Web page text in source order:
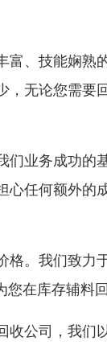
富、技能娴
，无论您需
们业务成功
心任何额外
格。我们致
在库存辅料
收公司，我